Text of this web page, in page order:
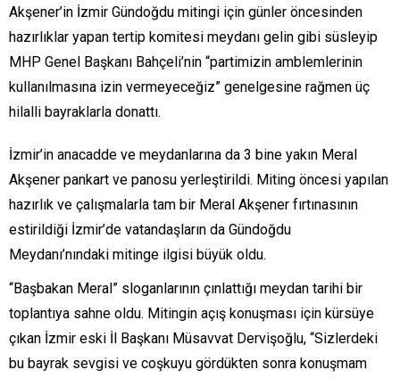
Akşener’in İzmir Gündoğdu mitingi için günler öncesinden
hazırlıklar yapan tertip komitesi meydanı gelin gibi süsleyip
MHP Genel Başkanı Bahçeli’nin “partimizin amblemlerinin
kullanılmasına izin vermeyeceğiz” genelgesine rağmen üç
hilalli bayraklarla donattı.
İzmir’in anacadde ve meydanlarına da 3 bine yakın Meral
Akşener pankart ve panosu yerleştirildi. Miting öncesi yapılan
hazırlık ve çalışmalarla tam bir Meral Akşener fırtınasının
estirildiği İzmir’de vatandaşların da Gündoğdu
Meydanı’nındaki mitinge ilgisi büyük oldu.
“Başbakan Meral” sloganlarının çınlattığı meydan tarihi bir
toplantıya sahne oldu. Mitingin açış konuşması için kürsüye
çıkan İzmir eski İl Başkanı Müsavvat Dervişoğlu, “Sizlerdeki
bu bayrak sevgisi ve coşkuyu gördükten sonra konuşmam